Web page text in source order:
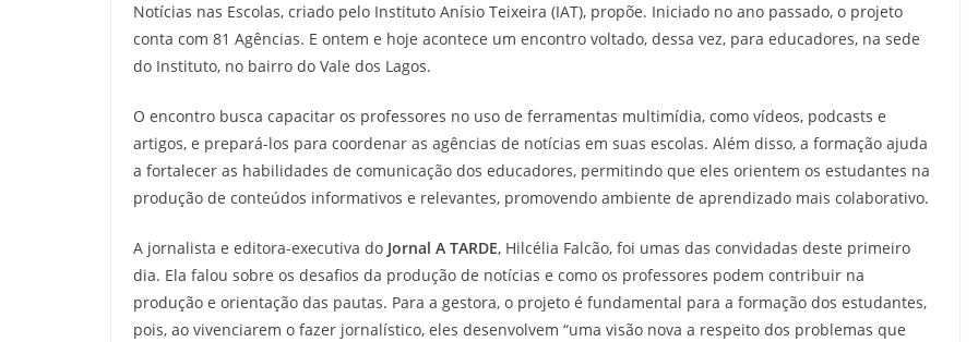
Notícias nas Escolas, criado pelo Instituto Anísio Teixeira (IAT), propõe. Iniciado no ano passado, o projeto
conta com 81 Agências. E ontem e hoje acontece um encontro voltado, dessa vez, para educadores, na sede
do Instituto, no bairro do Vale dos Lagos.
O encontro busca capacitar os professores no uso de ferramentas multimídia, como vídeos, podcasts e
artigos, e prepará-los para coordenar as agências de notícias em suas escolas. Além disso, a formação ajuda
a fortalecer as habilidades de comunicação dos educadores, permitindo que eles orientem os estudantes na
produção de conteúdos informativos e relevantes, promovendo ambiente de aprendizado mais colaborativo.
A jornalista e editora-executiva do Jornal A TARDE, Hilcélia Falcão, foi umas das convidadas deste primeiro
dia. Ela falou sobre os desafios da produção de notícias e como os professores podem contribuir na
produção e orientação das pautas. Para a gestora, o projeto é fundamental para a formação dos estudantes,
pois, ao vivenciarem o fazer jornalístico, eles desenvolvem “uma visão nova a respeito dos problemas que